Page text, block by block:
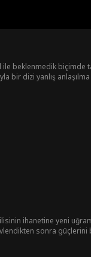
ile beklenmedik biçimde
bir dizi yanlış
ihanetine yeni
sonra